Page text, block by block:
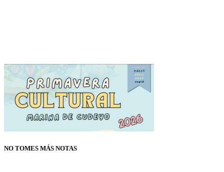
NO TOMES MÁS NOTAS